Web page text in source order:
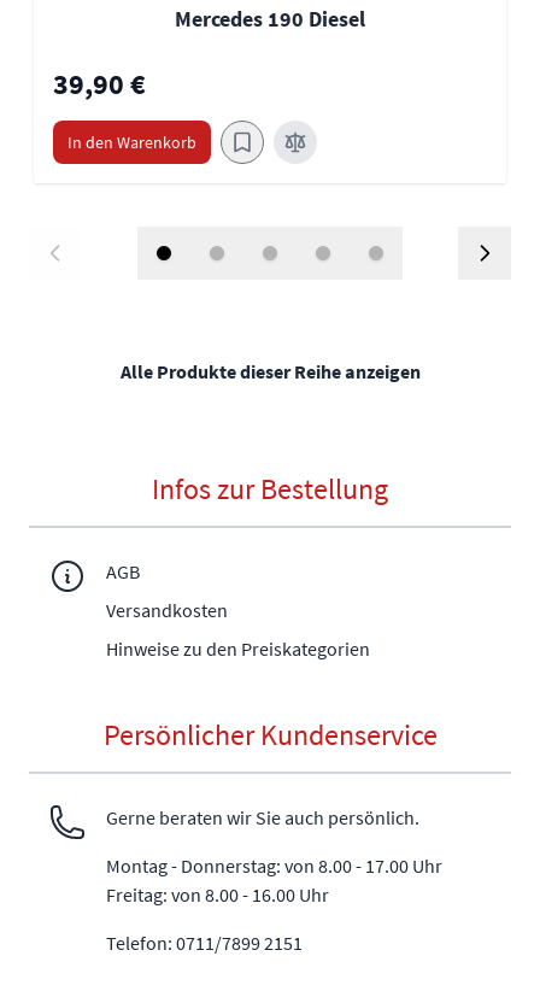
Mercedes 190 Diesel
39,90 €
In den Warenkorb
Alle Produkte dieser Reihe anzeigen
Infos zur Bestellung
AGB
Versandkosten
Hinweise zu den Preiskategorien
Persönlicher Kundenservice
Gerne beraten wir Sie auch persönlich.
Montag - Donnerstag: von 8.00 - 17.00 Uhr
Freitag: von 8.00 - 16.00 Uhr
Telefon: 0711/7899 2151